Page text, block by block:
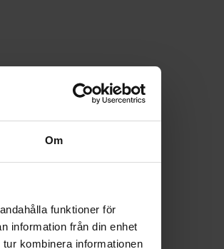
Om
funktioner för
information från din enhet
kombinera informationen